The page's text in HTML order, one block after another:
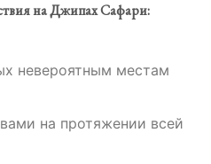
на Джипах Сафари:
невероятным местам
на протяжении всей